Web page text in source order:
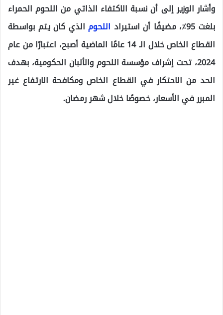
وأشار الوزير إلى أن نسبة الاكتفاء الذاتي من اللحوم الحمراء
بلغت 95٪، مضيفًا أن استيراد
اللحومالذي كان يتم بواسطة
القطاع الخاص خلال الـ 14 عامًا الماضية أصبح، اعتبارًا من عام
2024، تحت إشراف مؤسسة اللحوم والألبان الحكومية، بهدف
الحد من الاحتكار في القطاع الخاص ومكافحة الارتفاع غير
المبرر في الأسعار، خصوصًا خلال شهر رمضان.